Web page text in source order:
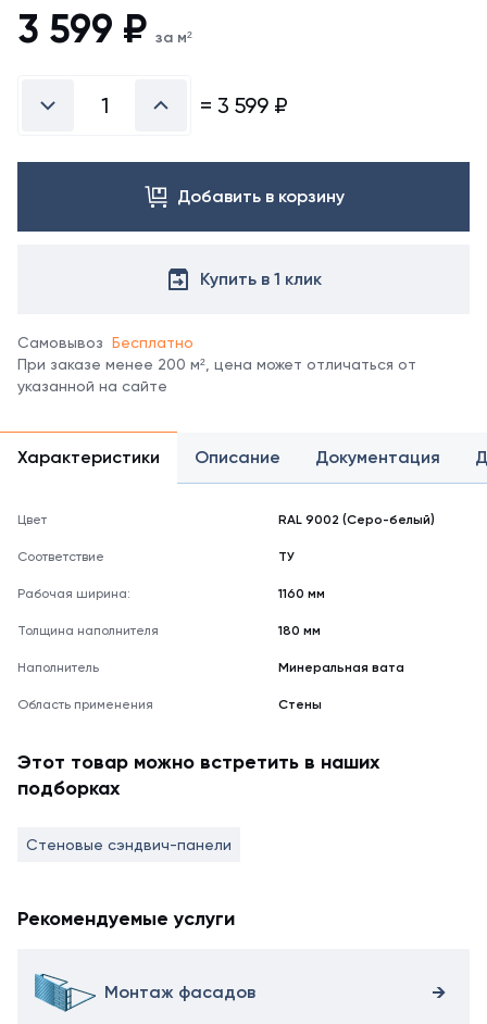
с
менеджером.
цвета
справочнике
цветов
RAL.
*
цвета
может
не
полностью
оттенку.
3 599 ₽ за м²
= 3 599 ₽
Добавить в корзину
Купить в 1 клик
Самовывоз Бесплатно
При заказе менее 200 м², цена может отличаться от
указанной на сайте
Характеристики Описание Документация
Цвет RAL 9002 (Серо-белый)
Соответствие ТУ
Рабочая ширина: 1160 мм
Толщина наполнителя 180 мм
Наполнитель Минеральная вата
Область применения Стены
Этот товар можно встретить в наших
подборках
Стеновые сэндвич-панели
Рекомендуемые услуги
Монтаж фасадов